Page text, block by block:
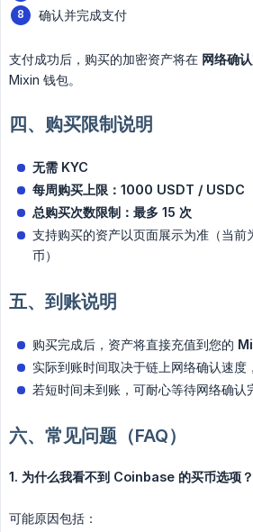
确认并完成支付
支付成功后，购买的加密资产将在 网络确
Mixin 钱包。
四、购买限制说明
无需 KYC
每周购买上限：1000 USDT / USDC
总购买次数限制：最多 15 次
支持购买的资产以页面展示为准（当前
币）
五、到账说明
购买完成后，资产将直接充值到您的
实际到账时间取决于链上网络确认速度
若短时间未到账，可耐心等待网络确认
六、常见问题（FAQ）
1. 为什么我看不到 Coinbase 的买币选项？
可能原因包括：